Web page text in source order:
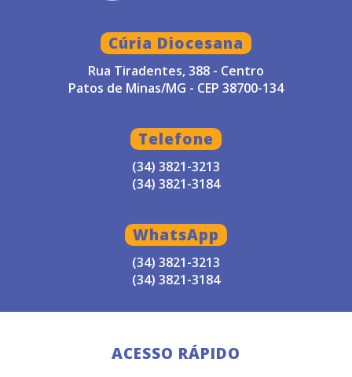
Cúria Diocesana
Rua Tiradentes, 388 - Centro
Patos de Minas/MG - CEP 38700-134
Telefone
(34) 3821-3213
(34) 3821-3184
WhatsApp
(34) 3821-3213
(34) 3821-3184
ACESSO RÁPIDO